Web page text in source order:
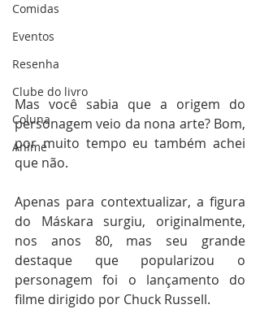
Comidas
Eventos
Resenha
Clube do livro
Coluna
Anime
Mas você sabia que a origem do
personagem veio da nona arte? Bom,
por muito tempo eu também achei
que não.
Apenas para contextualizar, a figura
do Máskara surgiu, originalmente,
nos anos 80, mas seu grande
destaque que popularizou o
personagem foi o lançamento do
filme dirigido por Chuck Russell.